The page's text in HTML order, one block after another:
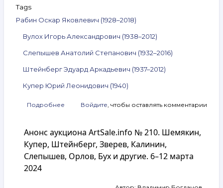
Tags
Рабин Оскар Яковлевич (1928–2018)
Вулох Игорь Александрович (1938–2012)
Слепышев Анатолий Степанович (1932–2016)
Штейнберг Эдуард Аркадьевич (1937–2012)
Купер Юрий Леонидович (1940)
Подробнее
ArtSale.info
№ 211.
Рабин,
Вулох,
Войдите , чтобы оставлять комментарии
Анонс аукциона ArtSale.info № 210. Шемякин,
Купер, Штейнберг, Зверев, Калинин,
Слепышев, Орлов, Бух и другие. 6–12 марта
2024